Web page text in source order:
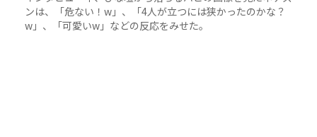
ンは、「危ない！w」、「4人が立つには狭かったのかな？
w」、「可愛いw」などの反応をみせた。